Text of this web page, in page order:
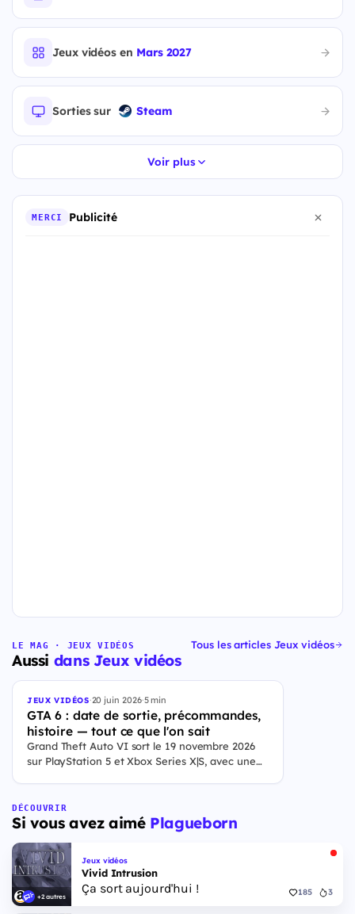
Jeux vidéos en Mars 2027
Sorties sur Steam
Voir plus
MERCI Publicité
LE MAG · JEUX VIDÉOS
Aussi dans Jeux vidéos
Tous les articles Jeux vidéos
JEUX VIDÉOS·20 juin 2026·5 min
GTA 6 : date de sortie, précommandes,
histoire — tout ce que l'on sait
Grand Theft Auto VI sort le 19 novembre 2026
sur PlayStation 5 et Xbox Series X|S, avec une
Floride, et sa ville Vice City. Il met en scène
pour la première fois un duo de protagonistes
jouables, Jason et Lucia, cette dernière étant la
première héroïne jouable d'un GTA principal.
DÉCOUVRIR
Si vous avez aimé Plagueborn
+2 autres
Jeux vidéos
Vivid Intrusion
Ça sort aujourd'hui ! 185 3